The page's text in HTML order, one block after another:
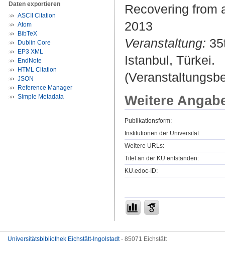
Daten exportieren
ASCII Citation
Atom
BibTeX
Dublin Core
EP3 XML
EndNote
HTML Citation
JSON
Reference Manager
Simple Metadata
Recovering from
2013
Veranstaltung:
Istanbul, Türkei.
Weitere
Publikationsform:
Institutionen der Universität:
Weitere URLs:
Titel an der KU entstanden:
KU.edoc-ID:
Universitätsbibliothek Eichstätt-Ingolstadt- 85071 Eichstätt